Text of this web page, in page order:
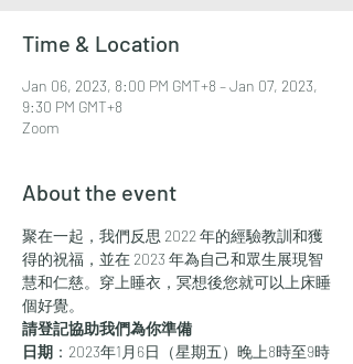
Time & Location
Jan 06, 2023, 8:00 PM GMT+8 – Jan 07, 2023,
9:30 PM GMT+8
Zoom
About the event
聚在一起，我們反思 2022 年的經驗教訓和獲
得的祝福，並在 2023 年為自己和眾生展現智
慧和仁慈。穿上睡衣，冥想後您就可以上床睡
個好覺。
請登記協助我們為你準備
日期 ：2023年1月6日（星期五）晚上8時至9時